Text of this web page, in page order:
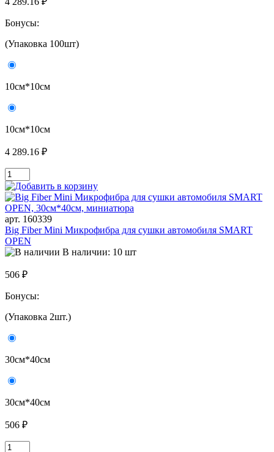
Бонусы:
(Упаковка 100шт)
10см*10см
10см*10см
4 289.16 ₽
арт. 160339
Big Fiber Mini Микрофибра для сушки автомобиля SMART
OPEN
В наличии: 10 шт
506 ₽
Бонусы:
(Упаковка 2шт.)
30см*40см
30см*40см
506 ₽